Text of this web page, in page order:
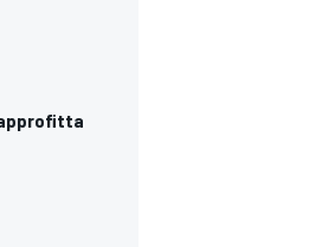
approfitta